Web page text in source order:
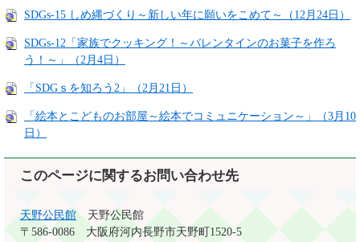
SDGs-15 しめ縄づくり～新しい年に願いをこめて～（12月24日）
SDGs-12「家族でクッキング！～バレンタインのお菓子を作ろ
う！～」（2月4日）
「SDGｓを知ろう2」（2月21日）
「絵本とこどものお部屋～絵本でコミュニケーション～」（3月10
日）
このページに関するお問い合わせ先
天野公民館
天野公民館
〒586-0086
大阪府河内長野市天野町1520-5